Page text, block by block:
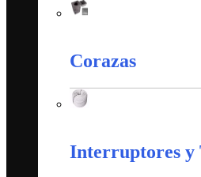
Corazas
Interruptores y